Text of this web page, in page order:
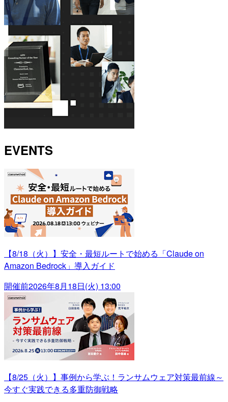
EVENTS
【8/18（火）】安全・最短ルートで始める「Claude on
Amazon Bedrock」導入ガイド
開催前2026年8月18日(火) 13:00
【8/25（火）】事例から学ぶ！ランサムウェア対策最前線～
今すぐ実践できる多重防御戦略